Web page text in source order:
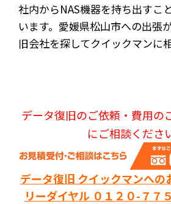
社内からNAS機器を持ち出すこ
います。愛媛県松山市への出張
旧会社を探してクイックマンに
データ復旧のご依頼・費用の
にご相談くださ
データ復旧 クイックマンへの
リーダイヤル ０１２０-７７